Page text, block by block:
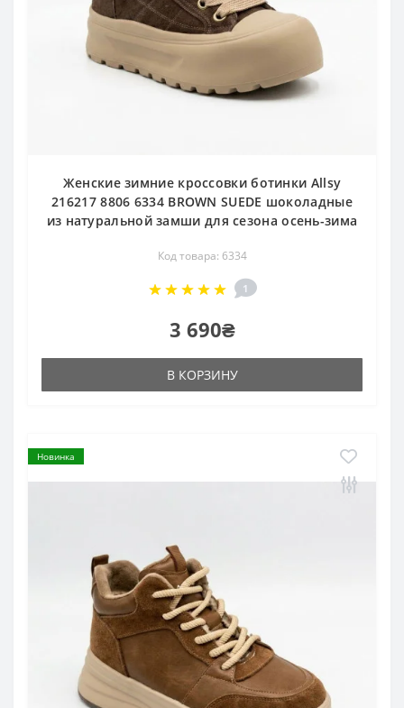
Женские зимние кроссовки ботинки Allsy
216217 8806 6334 BROWN SUEDE шоколадные
из натуральной замши для сезона осень-зима
Код товара: 6334
1
3 690₴
В КОРЗИНУ
Новинка